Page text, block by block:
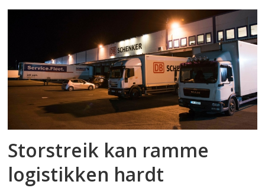
Storstreik kan ramme
logistikken hardt